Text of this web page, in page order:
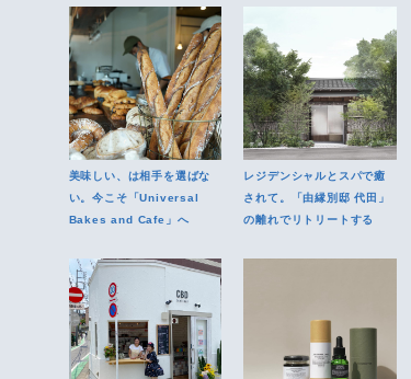
美味しい、は相手を選ばな
い。今こそ「Universal
Bakes and Cafe」へ
レジデンシャルとスパで癒
されて。「由縁別邸 代田」
の離れでリトリートする